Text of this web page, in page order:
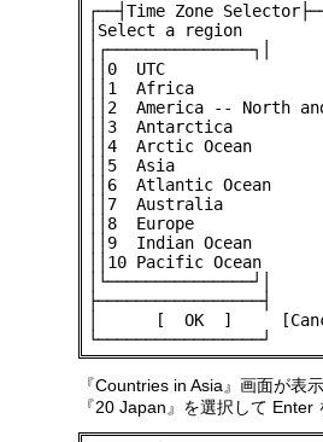
┌──┤Time Zone
│Select a region
│┌───────────────┐│
││0  UTC
││1  Africa
││2  America -- North
││3  Antarctica
││4  Arctic Ocean
││5  Asia
││6  Atlantic Ocean
││7  Australia
││8  Europe
││9  Indian Ocean
││10 Pacific Ocean
│└───────────────┘│
├─────────────────┤
│      [  OK  ]
└─────────────────┘
『Countries in Asia』画面が表
『20 Japan』を選択して Enter